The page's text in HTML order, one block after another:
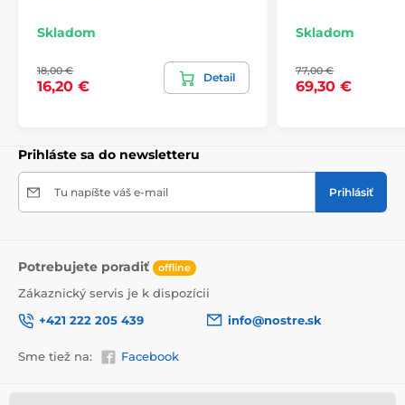
pozrieť presný náhľad. Každá tapeta sa skladá z pásov
Rozmery (v cm): 147x270(3 pásy),
(4 pásy),
245x270
, 294x270(6 pásov)
Ekologické riešenie do každého priestoru
Skladom
18,00 €
16,20 €
Detail
Skladom
77,00 €
69,30 €
Prihláste sa do newsletteru
Tu napíšte váš e-mail Prihlásiť
Potrebujete poradiť offline
Zákaznický servis je k dispozícii
+421 222 205 439
info@nostre.sk
Sme tiež na: Facebook